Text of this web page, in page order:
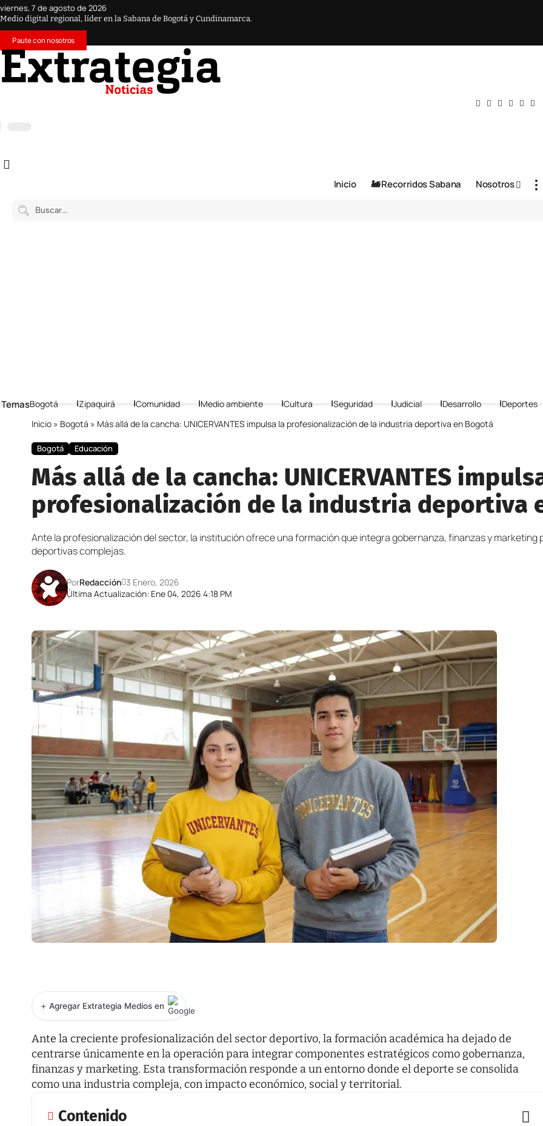
viernes, 7 de agosto de 2026
Medio digital regional, líder en la Sabana de Bogotá y Cundinamarca.
Paute con nosotros
Inicio 🚂 Recorridos Sabana Nosotros
Bogotá Zipaquirá Comunidad Medio ambiente Cultura Seguridad Judicial Desarrollo
Deportes
Inicio » Bogotá » Más allá de la cancha: UNICERVANTES impulsa la profesionalización de la industria deportiva en Bogotá
Bogotá Educación
Más allá de la cancha: UNICERVANTES
profesionalización de la industria deportiva
Ante la profesionalización del sector, la institución ofrece una formación que integra gobernanza, finanzas y
deportivas complejas.
Última Actualización: Ene 04, 2026 4:18 PM
PorRedacción 3 Enero, 2026
+ Agregar Extrategia Medios en
Ante la creciente profesionalización del sector deportivo, la formación académica ha dejado de
centrarse únicamente en la operación para integrar componentes estratégicos como gobernanza,
finanzas y marketing. Esta transformación responde a un entorno donde el deporte se consolida
como una industria compleja, con impacto económico, social y territorial.
Contenido